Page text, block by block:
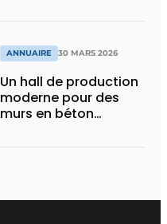
ANNUAIRE 30 MARS 2026
Un hall de production
moderne pour des
murs en béton